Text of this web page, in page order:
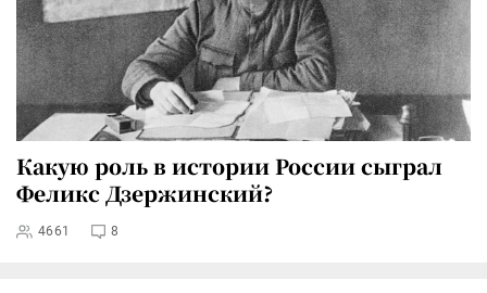
Какую роль в истории России сыграл
Феликс Дзержинский?
4661 8